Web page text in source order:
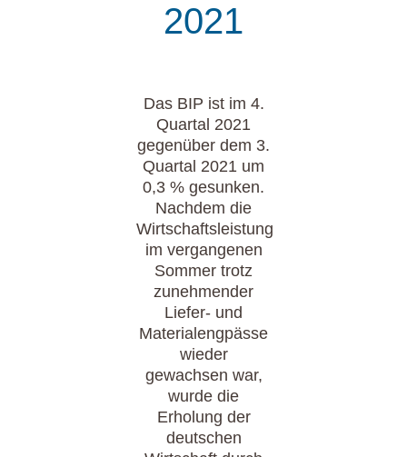
2021
Das BIP ist im 4.
Quartal 2021
gegenüber dem 3.
Quartal 2021 um
0,3 % gesunken.
Nachdem die
Wirtschaftsleistung
im vergangenen
Sommer trotz
zunehmender
Liefer- und
Materialengpässe
wieder
gewachsen war,
wurde die
Erholung der
deutschen